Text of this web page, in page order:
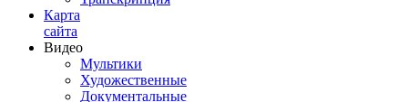
Карта
сайта
Видео
Мультики
Художественные
Документальные